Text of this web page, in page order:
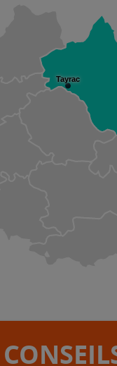
Tayrac